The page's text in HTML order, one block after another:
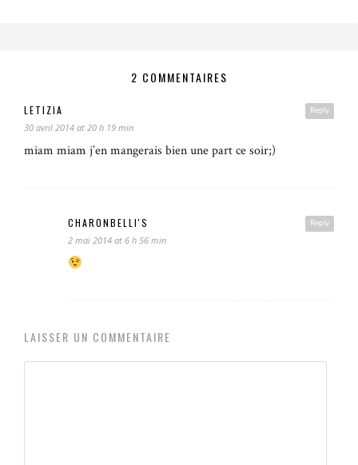
2 COMMENTAIRES
Reply
LETIZIA
30 avril 2014 at 20 h 19 min
miam miam j’en mangerais bien une part ce soir;)
Reply
CHARONBELLI'S
2 mai 2014 at 6 h 56 min
LAISSER UN COMMENTAIRE